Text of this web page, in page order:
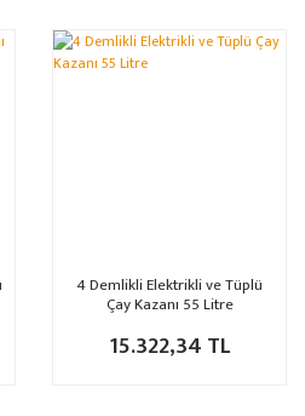
4 Demlikli Elektrikli ve Tüplü
Çay Kazanı 55 Litre
15.322,34 TL